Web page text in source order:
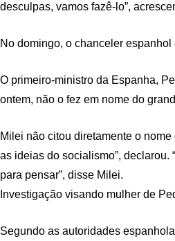
desculpas, vamos fazê-lo”,
No domingo, o chanceler
O primeiro-ministro da Espanha,
ontem, não o fez em nome do
Milei não citou diretamente o
as ideias do socialismo”, declarou.
para pensar”, disse Milei.
Investigação visando mulher de
Segundo as autoridades